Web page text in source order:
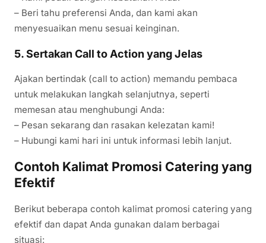
– Beri tahu preferensi Anda, dan kami akan
menyesuaikan menu sesuai keinginan.
5. Sertakan Call to Action yang Jelas
Ajakan bertindak (call to action) memandu pembaca
untuk melakukan langkah selanjutnya, seperti
memesan atau menghubungi Anda:
– Pesan sekarang dan rasakan kelezatan kami!
– Hubungi kami hari ini untuk informasi lebih lanjut.
Contoh Kalimat Promosi Catering yang
Efektif
Berikut beberapa contoh kalimat promosi catering yang
efektif dan dapat Anda gunakan dalam berbagai
situasi: